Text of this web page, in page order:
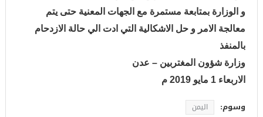
و الوزارة بمتابعة مستمرة مع الجهات المعنية حتى يتم
معالجة الامر و حل الاشكالية التي ادت الي حالة الازدحام
بالمنفذ
وزارة شؤون المغتربين – عدن
الاربعاء 1 مايو 2019 م
وسوم: اليمن